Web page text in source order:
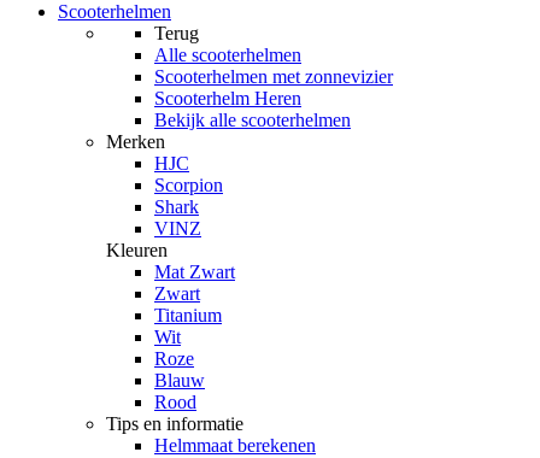
Scooterhelmen
Terug
Alle scooterhelmen
Scooterhelmen met zonnevizier
Scooterhelm Heren
Bekijk alle scooterhelmen
Merken
HJC
Scorpion
Shark
VINZ
Kleuren
Mat Zwart
Zwart
Titanium
Wit
Roze
Blauw
Rood
Tips en informatie
Helmmaat berekenen